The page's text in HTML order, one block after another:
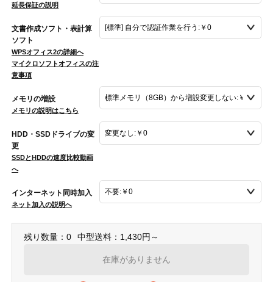
延長保証の説明
文書作成ソフト・表計算
ソフト
WPSオフィス2の詳細へ
マイクロソフトオフィスの注
意事項
メモリの増設
メモリの説明はこちら
HDD・SSDドライブの変
更
SSDとHDDの速度比較動画
へ
インターネット同時加入
ネット加入の説明へ
残り数量：0 中型送料：1,430円～
在庫がありません